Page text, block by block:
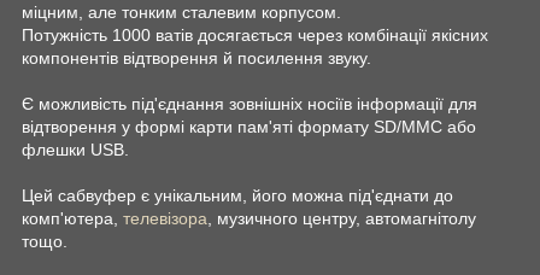
міцним, але тонким сталевим корпусом.
Потужність 1000 ватів досягається через комбінації якісних
компонентів відтворення й посилення звуку.
Є можливість під'єднання зовнішніх носіїв інформації для
відтворення у формі карти пам'яті формату SD/MMC або
флешки USB.
Цей сабвуфер є унікальним, його можна під'єднати до
комп'ютера, телевізора , музичного центру, автомагнітолу
тощо.